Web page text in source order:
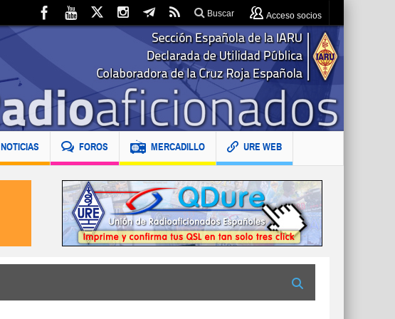
Buscar Acceso socios
NOTICIAS FOROS MERCADILLO URE WEB